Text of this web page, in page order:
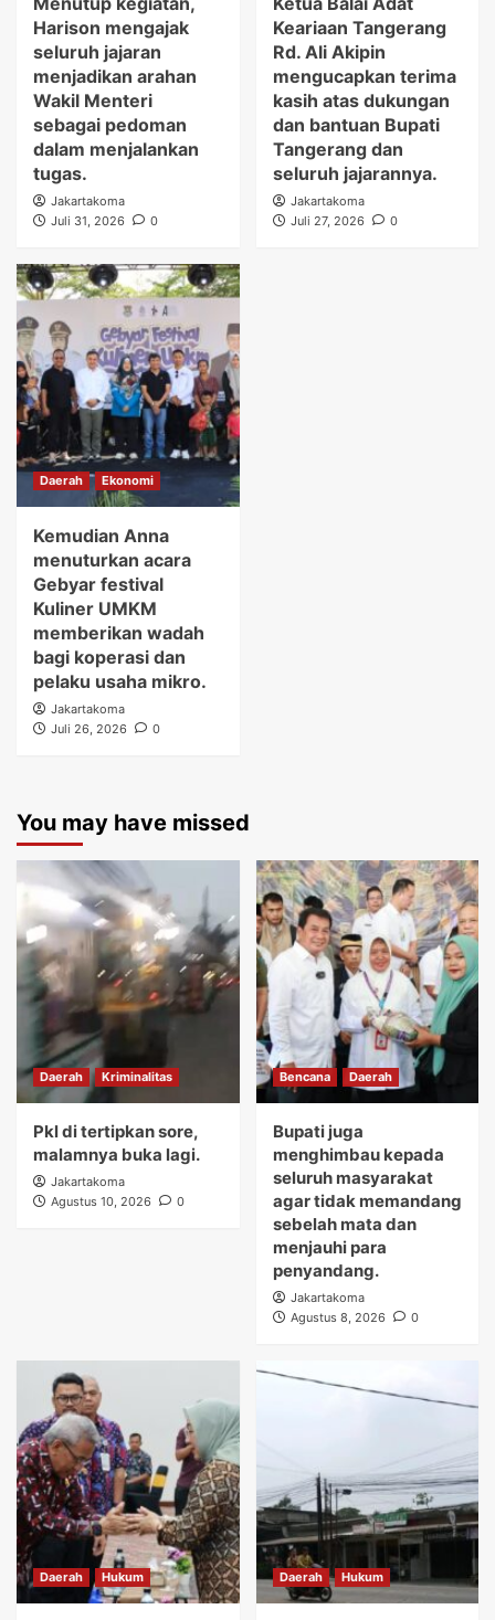
Harison mengajak
seluruh jajaran
menjadikan arahan
Wakil Menteri
sebagai pedoman
dalam menjalankan
tugas.
Jakartakoma
Juli 31, 2026
0
Keariaan Tangerang
Rd. Ali Akipin
mengucapkan terima
kasih atas dukungan
dan bantuan Bupati
Tangerang dan
seluruh jajarannya.
Jakartakoma
Juli 27, 2026
0
Daerah Ekonomi
Kemudian Anna
menuturkan acara
Gebyar festival
Kuliner UMKM
memberikan wadah
bagi koperasi dan
pelaku usaha mikro.
Jakartakoma
Juli 26, 2026
0
You may have missed
Daerah Kriminalitas
Pkl di tertipkan sore,
malamnya buka lagi.
Jakartakoma
Agustus 10, 2026
0
Bencana Daerah
Bupati juga
menghimbau kepada
seluruh masyarakat
agar tidak memandang
sebelah mata dan
menjauhi para
penyandang.
Jakartakoma
Agustus 8, 2026
0
Daerah Hukum Daerah Hukum